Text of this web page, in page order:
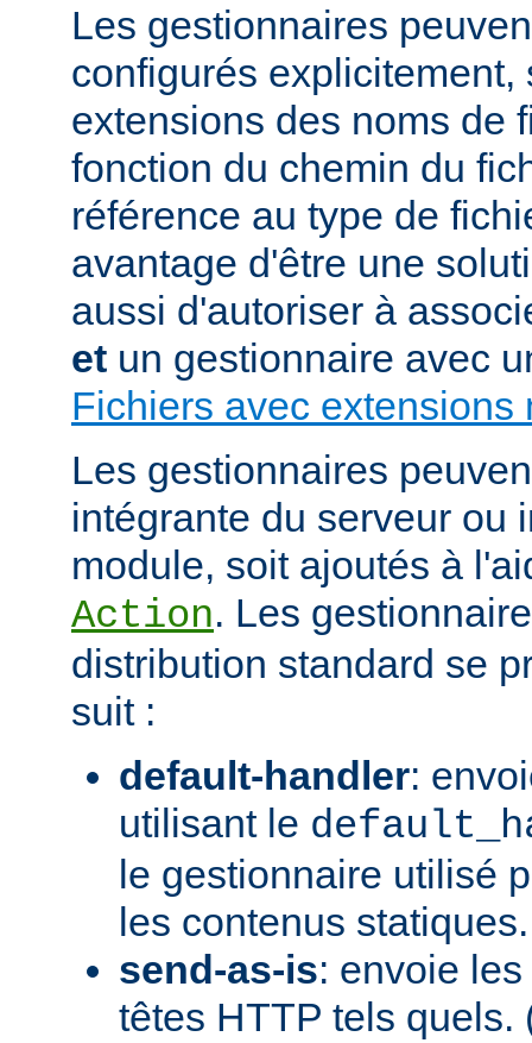
Les gestionnaires
configurés explicitement,
extensions des noms de
fonction du chemin du
référence au type de
avantage d'être une
aussi d'autoriser à
et un gestionnaire avec
Fichiers avec extensions
Les gestionnaires
intégrante du serveur ou
module, soit ajoutés à
Action. Les
distribution standard se
suit :
default-handler:
utilisant le
le gestionnaire utilisé
les contenus
send-as-is: envoie
têtes HTTP tels quels.